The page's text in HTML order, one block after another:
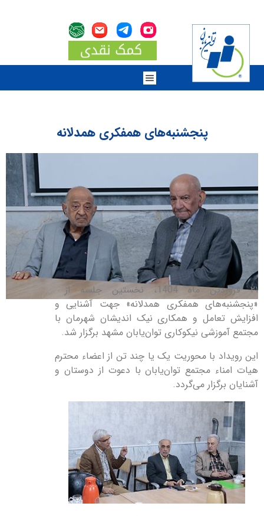
پنجشنبه‌های همفکری همدلانه
۲۱ فروردین‌ ماه 1404، نخستین جلسه از
«پنجشنبه‌های همفکری همدلانه» جهت آشنایی و
افزایش تعامل و همکاری نیک اندیشان شهرمان با
مجتمع آموزشی نیکوکاری توان‌یابان مشهد برگزار شد.
این رویداد با محوریت یک یا چند تن از اعضاء محترم
هیات امناء مجتمع توان‌یابان با دعوت از دوستان‌ و
آشنایان برگزار می‌گردد.